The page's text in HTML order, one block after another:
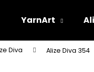
YarnArt
Diva Alize Diva 354